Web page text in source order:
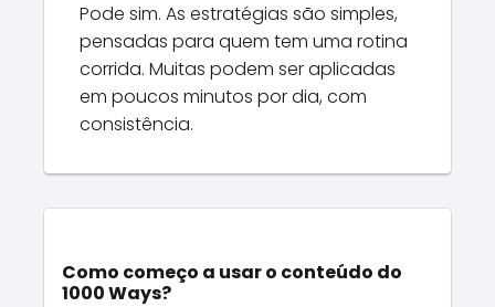
Pode sim. As estratégias são simples,
pensadas para quem tem uma rotina
corrida. Muitas podem ser aplicadas
em poucos minutos por dia, com
consistência.
Como começo a usar o conteúdo do
1000 Ways?